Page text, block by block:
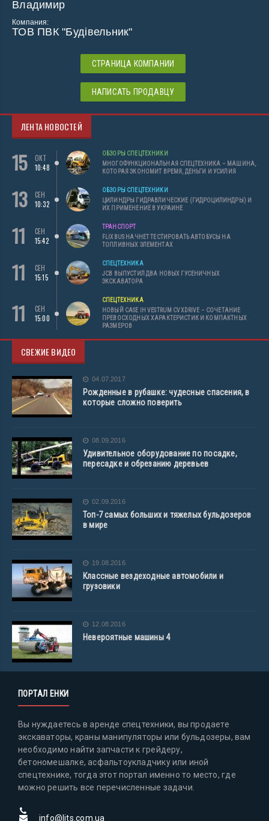
Владимир
Компания:
ТОВ ПВК "Будівельник"
СТРАНИЦА КОМПАНИИ
НАПИСАТЬ ПРОДАВЦУ
ЛЕНТА НОВОСТЕЙ
15
ОКТ
10:48
ОБЗОРЫ СПЕЦТЕХНИКИ
МНОГОФУНКЦИОНАЛЬНАЯ СПЕЦТЕХНИКА – МАШИНА,
КОТОРАЯ ЭКОНОМИТ ВРЕМЯ, ДЕНЬГИ И УСИЛИЯ
13
СЕН
10:32
ОБЗОРЫ СПЕЦТЕХНИКИ
ЦИЛИНДРЫ ГИДРАВЛИЧЕСКИЕ (ГИДРОЦИЛИНДРЫ) И
ИХ ПРИМЕНЕНИЕ В УКРАИНЕ
11
СЕН
15:42
ТРАНСПОРТ
FLIXBUS НАЧНЕТ ТЕСТИРОВАТЬ АВТОБУСЫ НА
ТОПЛИВНЫХ ЭЛЕМЕНТАХ
11
СЕН
15:15
СПЕЦТЕХНИКА
JCB ВЫПУСТИЛ ДВА НОВЫХ ГУСЕНИЧНЫХ
ЭКСКАВАТОРА
11
СЕН
15:00
СПЕЦТЕХНИКА
НОВЫЙ CASE IH VESTRUM CVXDRIVE – СОЧЕТАНИЕ
ПРЕВОСХОДНЫХ ХАРАКТЕРИСТИК И КОМПАКТНЫХ
РАЗМЕРОВ
СВЕЖИЕ ВИДЕО
04.07.2017
Рожденные в рубашке: чудесные спасения, в
которые сложно поверить
08.09.2016
Удивительное оборудование по посадке,
пересадке и обрезанию деревьев
02.09.2016
Топ-7 самых больших и тяжелых бульдозеров
в мире
19.08.2016
Классные вездеходные автомобили и
грузовики
12.08.2016
Невероятные машины 4
ПОРТАЛ ЕНКИ
Вы нуждаетесь в аренде спецтехники, вы продаете
экскаваторы, краны манипуляторы или бульдозеры, вам
необходимо найти запчасти к грейдеру,
бетономешалке, асфальтоукладчику или иной
спецтехнике, тогда этот портал именно то место, где
можно решить все перечисленные задачи.
info@lits.com.ua